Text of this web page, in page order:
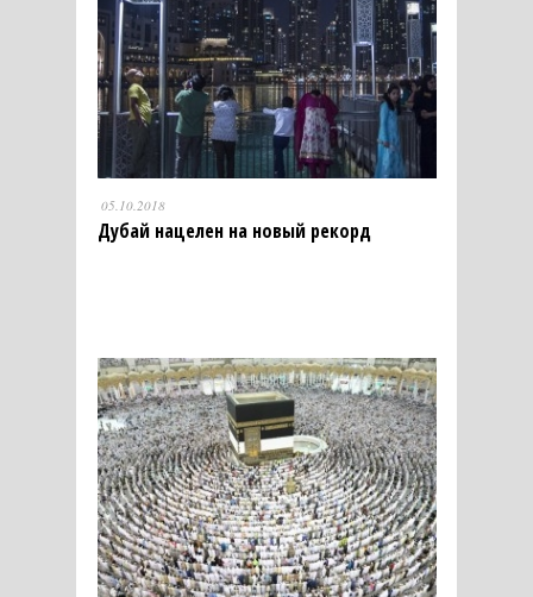
05.10.2018
Дубай нацелен на новый рекорд